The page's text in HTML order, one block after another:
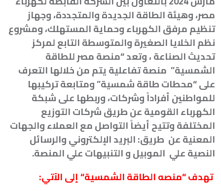
مصر، وهيئة الطاقة الجديدة والمتجددة، وجهاز
تنظيم مرفق الكهرباء وحماية المستهلك، ومشروع
نظم الخلايا الصغيرة والمتوسطة التابع لمركز
تحديث الصناعة ، وتعد “منصة مصر للطاقة
الشمسية” منصة تفاعلية يتم من خلالها التعرف
على “محطات طاقة شمسية” ومتابعة تركيبها
للمواطنين أفراداً وشركات، وربطها على شبكة
الكهرباء القومية عن طريق شركات التوزيع
المختلفة وتتيح أيضاً التواصل مع العملاء والجهات
المعنية عن طريق: البريد الإلكتروني والرسائل
النصية علي الموبيل و التنبيهات علي المنصة.
تهدف“منصه الطاقة الشمسية“إلى الآتي: